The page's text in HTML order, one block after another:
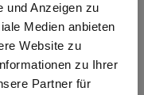
und Anzeigen zu
Medien anbieten
Website zu
zu Ihrer
Partner für